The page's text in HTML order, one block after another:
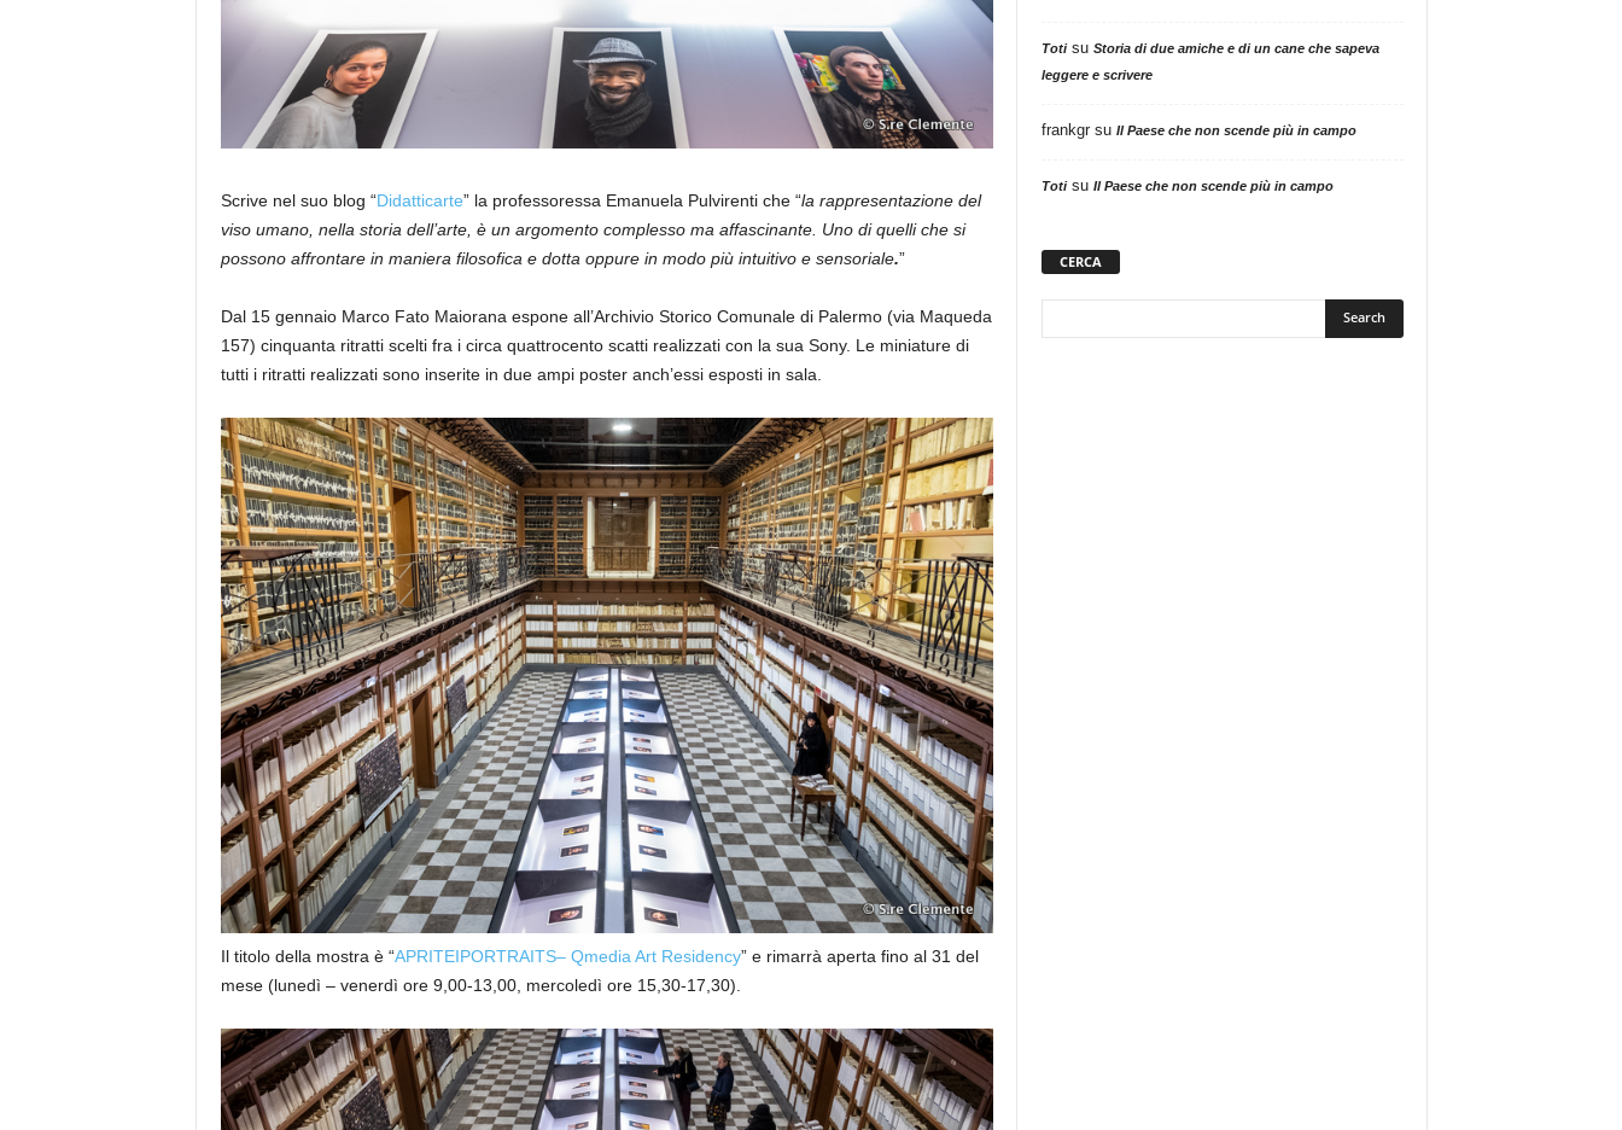
Scrive nel suo blog “Didatticarte” la professoressa Emanuela Pulvirenti che “la rappresentazione del
viso umano, nella storia dell’arte, è un argomento complesso ma affascinante. Uno di quelli che si
possono affrontare in maniera filosofica e dotta oppure in modo più intuitivo e sensoriale.”
Dal 15 gennaio Marco Fato Maiorana espone all’Archivio Storico Comunale di Palermo (via Maqueda
157) cinquanta ritratti scelti fra i circa quattrocento scatti realizzati con la sua Sony. Le miniature di
tutti i ritratti realizzati sono inserite in due ampi poster anch’essi esposti in sala.
Il titolo della mostra è “APRITEIPORTRAITS– Qmedia Art Residency” e rimarrà aperta fino al 31 del
mese (lunedì – venerdì ore 9,00-13,00, mercoledì ore 15,30-17,30).
Totisu Storia di due amiche e di un cane che sapeva
leggere e scrivere
frankgrsu Il Paese che non scende più in campo
Totisu Il Paese che non scende più in campo
CERCA